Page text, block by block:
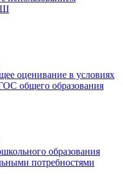
оценивание в условиях
общего образования
образования
потребностями